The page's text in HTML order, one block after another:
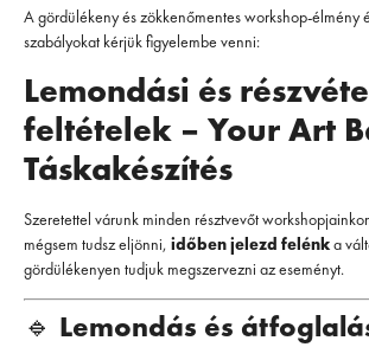
A gördülékeny és zökkenőmentes workshop-élmény
szabályokat kérjük figyelembe venni:
Lemondási és
feltételek – Your Art
Táskakészítés
Szeretettel várunk minden résztvevőt
mégsem tudsz eljönni, időben jelezd felénka
gördülékenyen tudjuk megszervezni az eseményt.
🔹 Lemondás és